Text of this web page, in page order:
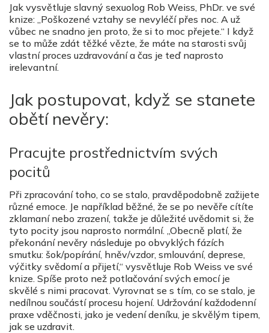
Jak vysvětluje slavný sexuolog Rob Weiss, PhDr. ve své
knize: „Poškozené vztahy se nevyléčí přes noc. A už
vůbec ne snadno jen proto, že si to moc přejete.“ I když
se to může zdát těžké vězte, že máte na starosti svůj
vlastní proces uzdravování a čas je teď naprosto
irelevantní.
Jak postupovat, když se stanete
obětí nevěry:
Pracujte prostřednictvím svých
pocitů
Při zpracování toho, co se stalo, pravděpodobně zažijete
různé emoce. Je například běžné, že se po nevěře cítíte
zklamaní nebo zrazení, takže je důležité uvědomit si, že
tyto pocity jsou naprosto normální. „Obecně platí, že
překonání nevěry následuje po obvyklých fázích
smutku: šok/popírání, hněv/vzdor, smlouvání, deprese,
výčitky svědomí a přijetí,“ vysvětluje Rob Weiss ve své
knize. Spíše proto než potlačování svých emocí je
skvělé s nimi pracovat. Vyrovnat se s tím, co se stalo, je
nedílnou součástí procesu hojení. Udržování každodenní
praxe vděčnosti, jako je vedení deníku, je skvělým tipem,
jak se uzdravit.